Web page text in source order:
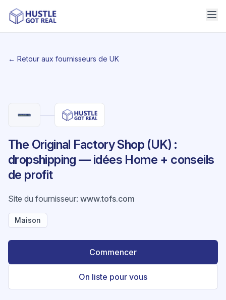
← Retour aux fournisseurs de UK
The Original Factory Shop (UK) :
dropshipping — idées Home + conseils
de profit
Site du fournisseur: www.tofs.com
Maison
Commencer
On liste pour vous